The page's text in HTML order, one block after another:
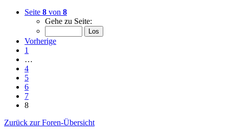
Seite 8 von 8
Gehe zu Seite:
Vorherige
1
…
4
5
6
7
8
Zurück zur Foren-Übersicht